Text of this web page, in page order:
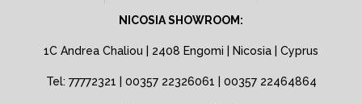
NICOSIA SHOWROOM:
1C Andrea Chaliou | 2408 Engomi | Nicosia | Cyprus
Tel: 77772321 | 00357 22326061 | 00357 22464864